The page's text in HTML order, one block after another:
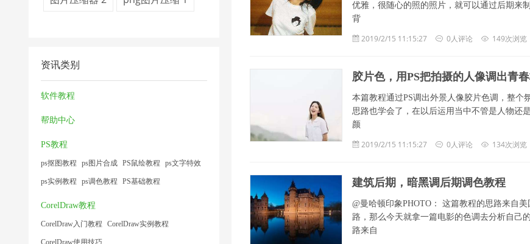
资讯类别
软件教程
帮助中心
PS教程
ps抠图教程 ps图片合成 PS鼠绘教程 ps文字特效
ps实例教程 ps调色教程 PS基础教程
CorelDraw教程
CorelDraw入门教程 CorelDraw实例教程
CorelDraw使用技巧
优雅，很随心的照的照片，就可以通过后期来
背
2019/2/15 11:15:27 0人评论 149次浏览
胶片色，用PS把拍摄的人像调出青
本篇教程通过PS调出外景人像胶片色调，整个
思路也学会了，在以后运用当中不管是人物还
颜
2019/2/15 11:15:27 0人评论 134次浏览
建筑后期，暗黑调后期调色教程
@曼哈顿印象PHOTO： 这篇教程的思路来自
路，那么今天就拿一篇电影的色调去分析自己
路来自